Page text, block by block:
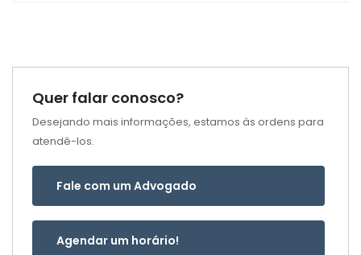
Quer falar conosco?
Desejando mais informações, estamos às ordens para
atendê-los.
Fale com um Advogado
Agendar um horário!